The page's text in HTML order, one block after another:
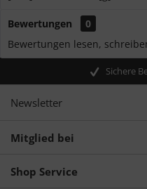
Bewertungen
0
Bewertungen lesen,
Sichere
Newsletter
Mitglied bei
Shop Service